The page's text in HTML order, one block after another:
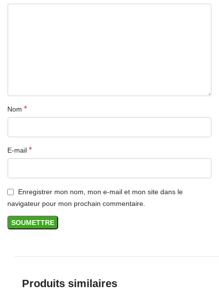
Nom *
E-mail *
Enregistrer mon nom, mon e-mail et mon site dans le
navigateur pour mon prochain commentaire.
Produits similaires